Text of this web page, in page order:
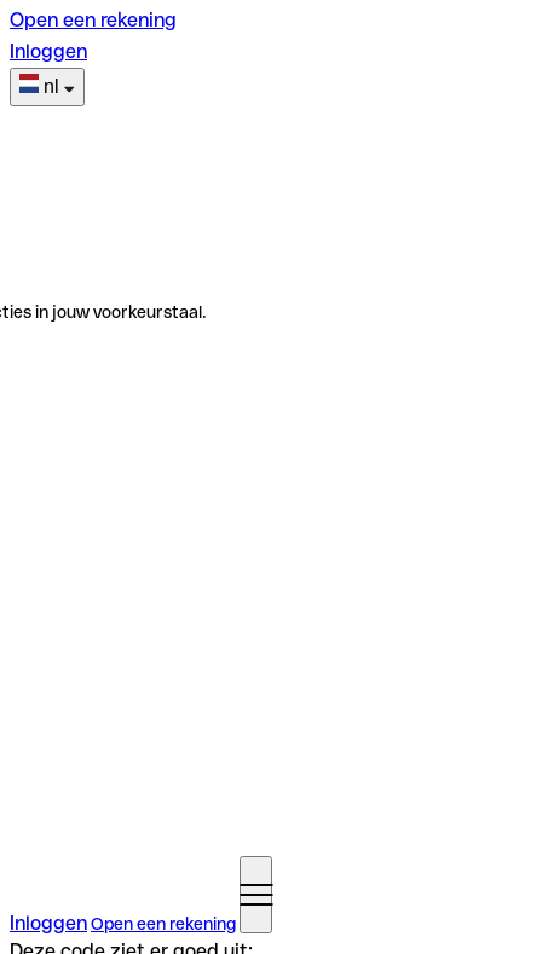
Open een rekening
Inloggen
nl
in jouw voorkeurstaal.
InloggenOpen een rekening